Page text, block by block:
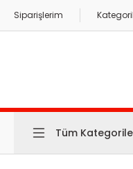
Siparişlerim
Tüm